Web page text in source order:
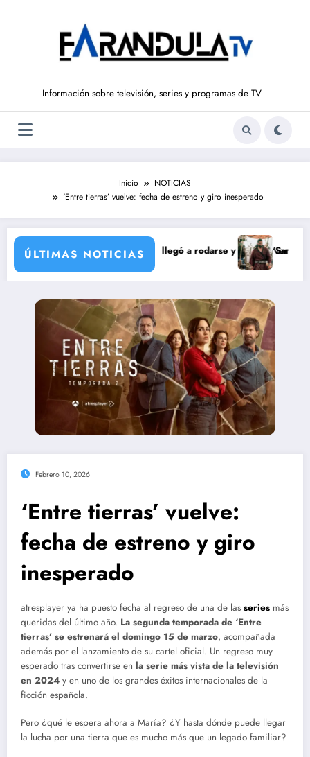
Información sobre televisión, series y programas de TV
Inicio
NOTICIAS
‘Entre tierras’ vuelve: fecha de estreno y giro inesperado
ÚLTIMAS NOTICIAS
de María Castro
Ordóñez que nunca llegó a rodarse y que convertía a Isabel
‘Sandokán’ tendrá
Febrero 10, 2026
‘Entre tierras’ vuelve:
fecha de estreno y giro
inesperado
atresplayer ya ha puesto fecha al regreso de una de las series más
queridas del último año. La segunda temporada de ‘Entre
tierras’ se estrenará el domingo 15 de marzo, acompañada
además por el lanzamiento de su cartel oficial. Un regreso muy
esperado tras convertirse en la serie más vista de la televisión
en 2024 y en uno de los grandes éxitos internacionales de la
ficción española.
Pero ¿qué le espera ahora a María? ¿Y hasta dónde puede llegar
la lucha por una tierra que es mucho más que un legado familiar?